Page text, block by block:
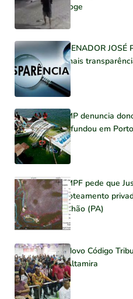
foge
SENADOR JOSÉ
mais
MP denuncia
afundou em
MPF pede que
loteamento
Chão (PA)
Novo Código
Altamira